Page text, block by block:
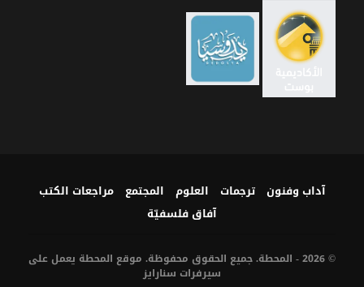
آداب وفنون ترجمات العلوم المجتمع
مراجعات الكتب
آفاق فلسفيّة‎
© 2026 - المحطة. جميع الحقوق محفوظة. موقع المحطة يعمل على
سيرفرات سنارايز